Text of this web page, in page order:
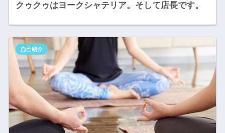
クゥクゥはヨークシャテリア。そして店長です。
自己紹介